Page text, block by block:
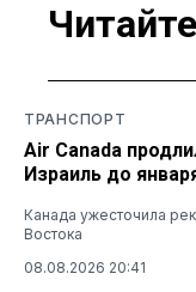
ТРАНСПОРТ
Air Canada
Израиль до
Канада ужесточила
Востока
08.08.2026 20:41